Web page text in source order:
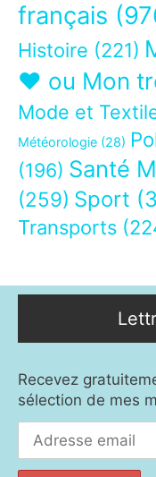
français
Histoire (221)
❤ ou Mon
Mode et
Météorologie (28)
(196) Santé
(259) Sport
Transports
Recevez
sélection de mes